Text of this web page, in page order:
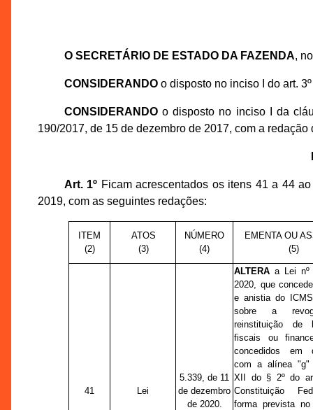
O SECRETÁRIO DE ESTADO DA FAZENDA,
CONSIDERANDOo disposto no inciso I do art.
CONSIDERANDOo disposto no inciso I da
190/2017, de 15 de dezembro de 2017, com a
Art. 1º Ficam acrescentados os itens 41 a 44
2019, com as seguintes redações:
ITEM
(2)
ATOS
(3)
NÚMERO
(4)
EMENTA OU
(5)
41 Lei
5.339, de 11
de dezembro
de 2020.
ALTERA a Lei nº
2020, que
e anistia do
sobre a
reinstituição de
fiscais ou
concedidos em
com a alínea "g"
XII do § 2º do
Constituição
forma prevista no